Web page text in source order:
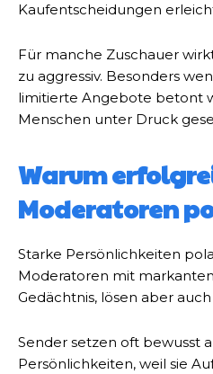
Kaufentscheidungen
Für manche Zuschauer
zu aggressiv. Besonders
limitierte Angebote betont
Menschen unter Druck
Warum
Moderatoren
Starke Persönlichkeiten
Moderatoren mit
Gedächtnis, lösen aber
Sender setzen oft bewusst
Persönlichkeiten, weil sie